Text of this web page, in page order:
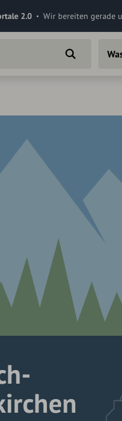
2.0 Wir bereiten gerade